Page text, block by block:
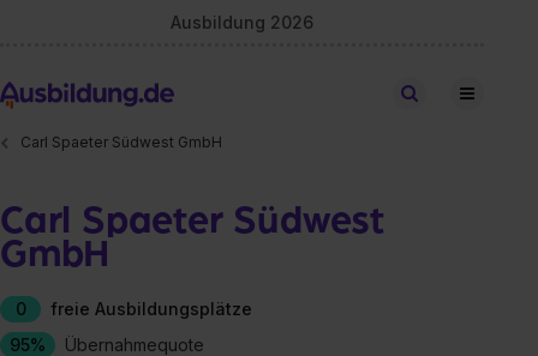
Ausbildung 2026
Stellen finden
Carl Spaeter Südwest GmbH
Carl Spaeter Südwest
GmbH
0
freie Ausbildungsplätze
95%
Übernahmequote